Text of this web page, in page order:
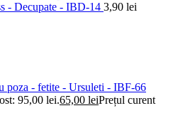
- Decupate - IBD-14 3,90 lei
poza - fetite - Ursuleti - IBF-66
95,00 lei.65,00 leiPrețul curent